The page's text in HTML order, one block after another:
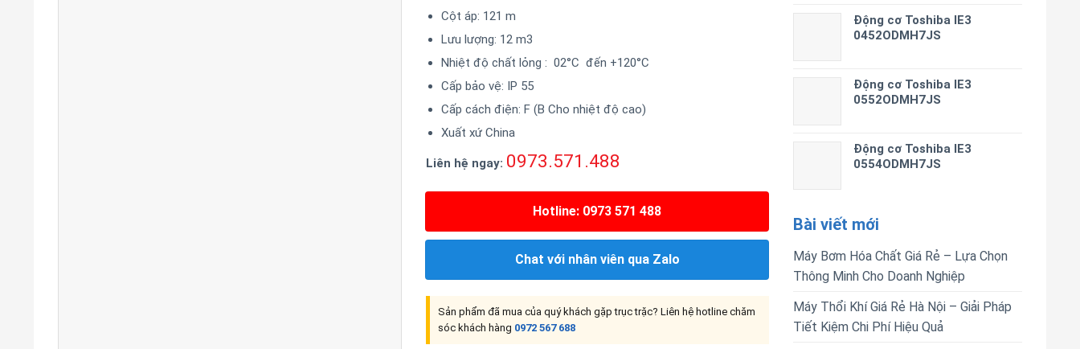
Động cơ Toshiba IE3
0452ODMH7JS
Động cơ Toshiba IE3
0552ODMH7JS
Động cơ Toshiba IE3
0554ODMH7JS
Bài viết mới
Máy Bơm Hóa Chất Giá Rẻ – Lựa Chọn
Thông Minh Cho Doanh Nghiệp
Máy Thổi Khí Giá Rẻ Hà Nội – Giải Pháp
Tiết Kiệm Chi Phí Hiệu Quả
Cột áp: 121 m
Lưu lượng: 12 m3
Nhiệt độ chất lỏng : 02°C đến +120°C
Cấp bảo vệ: IP 55
Cấp cách điện: F (B Cho nhiệt độ cao)
Xuất xứ China
Liên hệ ngay: 0973.571.488
Hotline: 0973 571 488
Chat với nhân viên qua Zalo
Sản phẩm đã mua của quý khách gặp trục trặc? Liên hệ hotline chăm
sóc khách hàng 0972 567 688